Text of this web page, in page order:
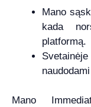
Mano
kada
platformą.
Mano